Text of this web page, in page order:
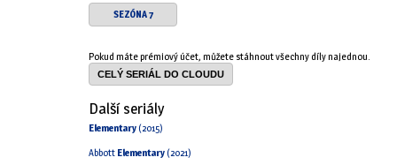
SEZÓNA 7
Pokud máte prémiový účet, můžete stáhnout všechny díly najednou.
CELÝ SERIÁL DO CLOUDU
Další seriály
Elementary(2015)
Abbott Elementary(2021)